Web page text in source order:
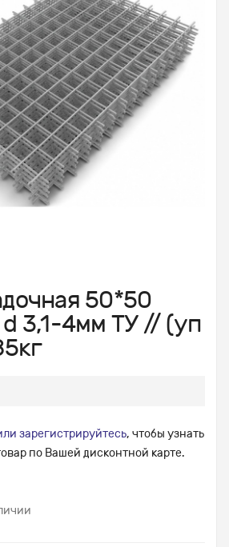
50*50
3,1-4мм ТУ // (уп
зарегистрируйтесь, чтобы узнать
по Вашей дисконтной карте.